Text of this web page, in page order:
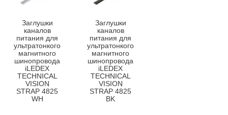
Заглушки
каналов
питания для
ультратонкого
магнитного
шинопровода
iLEDEX
TECHNICAL
VISION
STRAP 4825
WH
Заглушки
каналов
питания для
ультратонкого
магнитного
шинопровода
iLEDEX
TECHNICAL
VISION
STRAP 4825
BK